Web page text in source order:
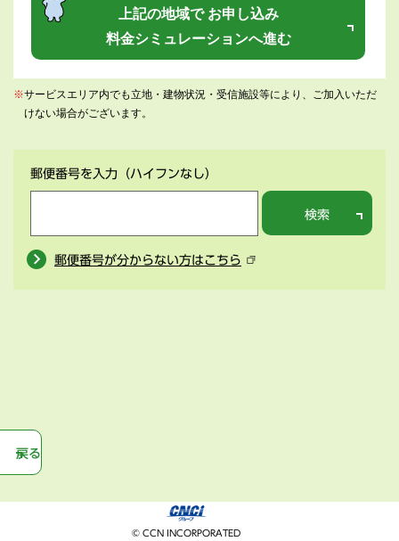
上記の地域で お申し込み
料金シミュレーションへ進む
※サービスエリア内でも立地・建物状況・受信施設等により、ご加入いただ
けない場合がございます。
郵便番号を入力 （ハイフンなし）
検索
郵便番号が分からない方はこちら
戻る
© CCN INCORPORATED